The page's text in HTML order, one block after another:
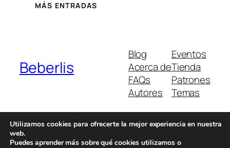
MÁS ENTRADAS
Beberlis
Blog
Acerca de
FAQs
Autores
Eventos
Tienda
Patrones
Temas
Twenty Twenty-Five Diseñado con WordPress
Utilizamos cookies para ofrecerte la mejor experiencia en nuestra
web.
Puedes aprender más sobre qué cookies utilizamos o